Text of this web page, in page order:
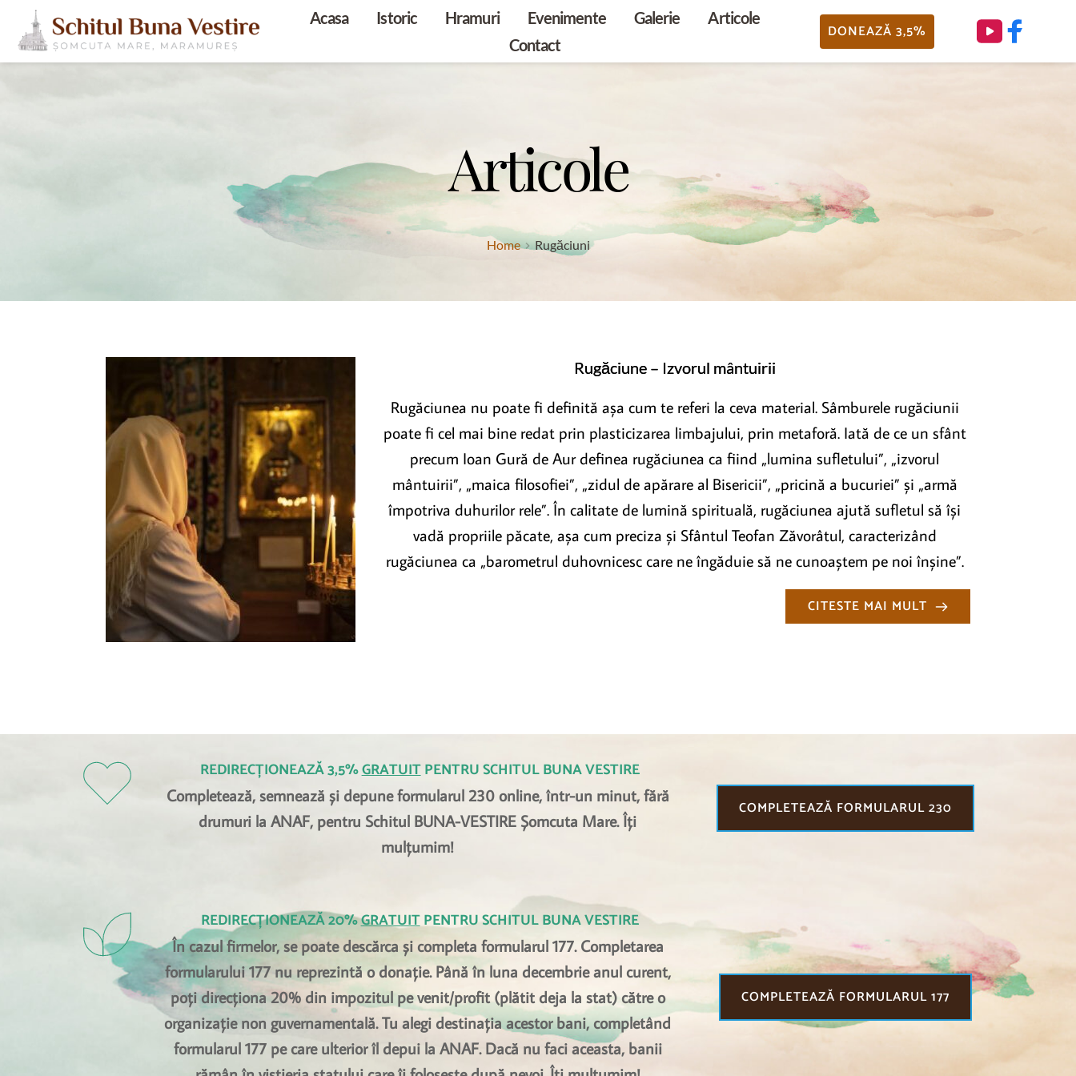
Acasa Istoric Hramuri Evenimente Galerie
Articole
Contact
DONEAZĂ 3,5%
Articole
Home Rugăciuni
Rugăciune – Izvorul mântuirii
Rugăciunea nu poate fi definită așa cum te referi la ceva material. Sâmburele rugăciunii
poate fi cel mai bine redat prin plasticizarea limbajului, prin metaforă. Iată de ce un sfânt
precum Ioan Gură de Aur definea rugăciunea ca fiind „lumina sufletului”, „izvorul
mântuirii”, „maica filosofiei”, „zidul de apărare al Bisericii”, „pricină a bucuriei” și „armă
împotriva duhurilor rele”. În calitate de lumină spirituală, rugăciunea ajută sufletul să își
vadă propriile păcate, așa cum preciza și Sfântul Teofan Zăvorâtul, caracterizând
rugăciunea ca „barometrul duhovnicesc care ne îngăduie să ne cunoaștem pe noi înșine”.
CITESTE MAI MULT
REDIRECȚIONEAZĂ 3,5% GRATUIT PENTRU SCHITUL BUNA VESTIRE
Completează, semnează și depune formularul 230 online, într-un minut, fără
drumuri la ANAF, pentru Schitul BUNA-VESTIRE Șomcuta Mare. Îți
mulțumim!
COMPLETEAZĂ FORMULARUL 230
REDIRECȚIONEAZĂ 20% GRATUIT PENTRU SCHITUL BUNA VESTIRE
În cazul firmelor, se poate descărca și completa formularul 177. Completarea
formularului 177 nu reprezintă o donație. Până în luna decembrie anul curent,
poți direcționa 20% din impozitul pe venit/profit (plătit deja la stat) către o
organizație non guvernamentală. Tu alegi destinația acestor bani, completând
formularul 177 pe care ulterior îl depui la ANAF. Dacă nu faci aceasta, banii
COMPLETEAZĂ FORMULARUL 177